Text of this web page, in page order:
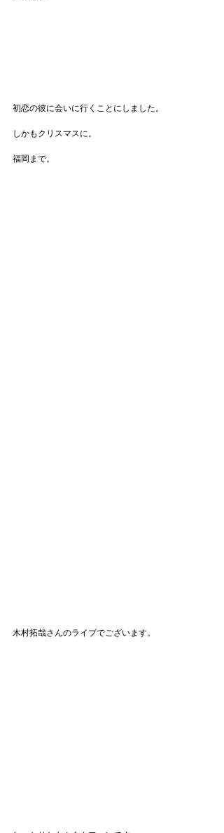
初恋の彼に会いに行くことにしました。
しかもクリスマスに。
福岡まで。
木村拓哉さんのライブでございます。